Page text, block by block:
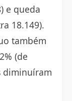
e queda
18.149).
também
(de
diminuíram